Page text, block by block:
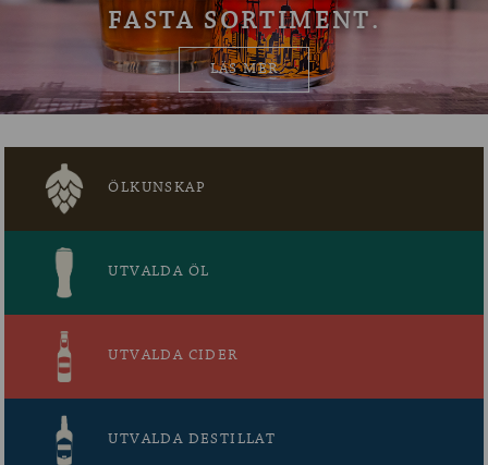
OM ÖLKOLLEN
KONTAKTA OSS
FASTA SORTIMENT.
LÄS MER
ÖLKUNSKAP
UTVALDA ÖL
UTVALDA CIDER
UTVALDA DESTILLAT